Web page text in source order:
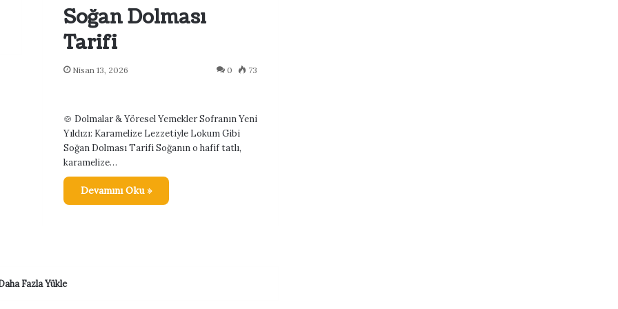
Soğan Dolması
Tarifi
Nisan 13, 2026 0 73
🍲 Dolmalar & Yöresel Yemekler Sofranın Yeni
Yıldızı: Karamelize Lezzetiyle Lokum Gibi
Soğan Dolması Tarifi Soğanın o hafif tatlı,
karamelize…
Devamını Oku »
Fazla Yükle